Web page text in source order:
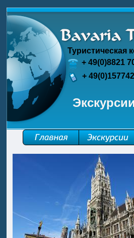
Туристическая
+ 49(0)8821
+